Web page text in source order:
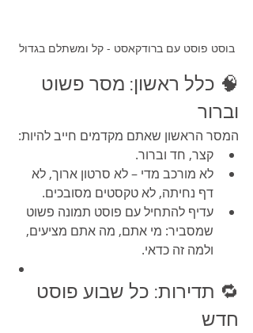
בוסט פוסט עם ברודקאסט - קל ומשתלם בגדול
🧠 כלל ראשון: מסר פשוט
וברור
המסר הראשון שאתם מקדמים חייב להיות:
קצר, חד וברור.
לא מורכב מדי – לא סרטון ארוך, לא
דף נחיתה, לא טקסטים מסובכים.
עדיף להתחיל עם פוסט תמונה פשוט
שמסביר: מי אתם, מה אתם מציעים,
ולמה זה כדאי.
🔁 תדירות: כל שבוע פוסט
חדש